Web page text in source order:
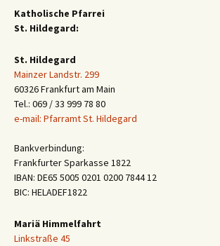
Katholische Pfarrei
St. Hildegard:
St. Hildegard
Mainzer Landstr. 299
60326 Frankfurt am Main
Tel.: 069 / 33 999 78 80
e-mail: Pfarramt St. Hildegard
Bankverbindung:
Frankfurter Sparkasse 1822
IBAN: DE65 5005 0201 0200 7844 12
BIC: HELADEF1822
Mariä Himmelfahrt
Linkstraße 45